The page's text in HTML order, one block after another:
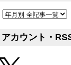
アカウント・